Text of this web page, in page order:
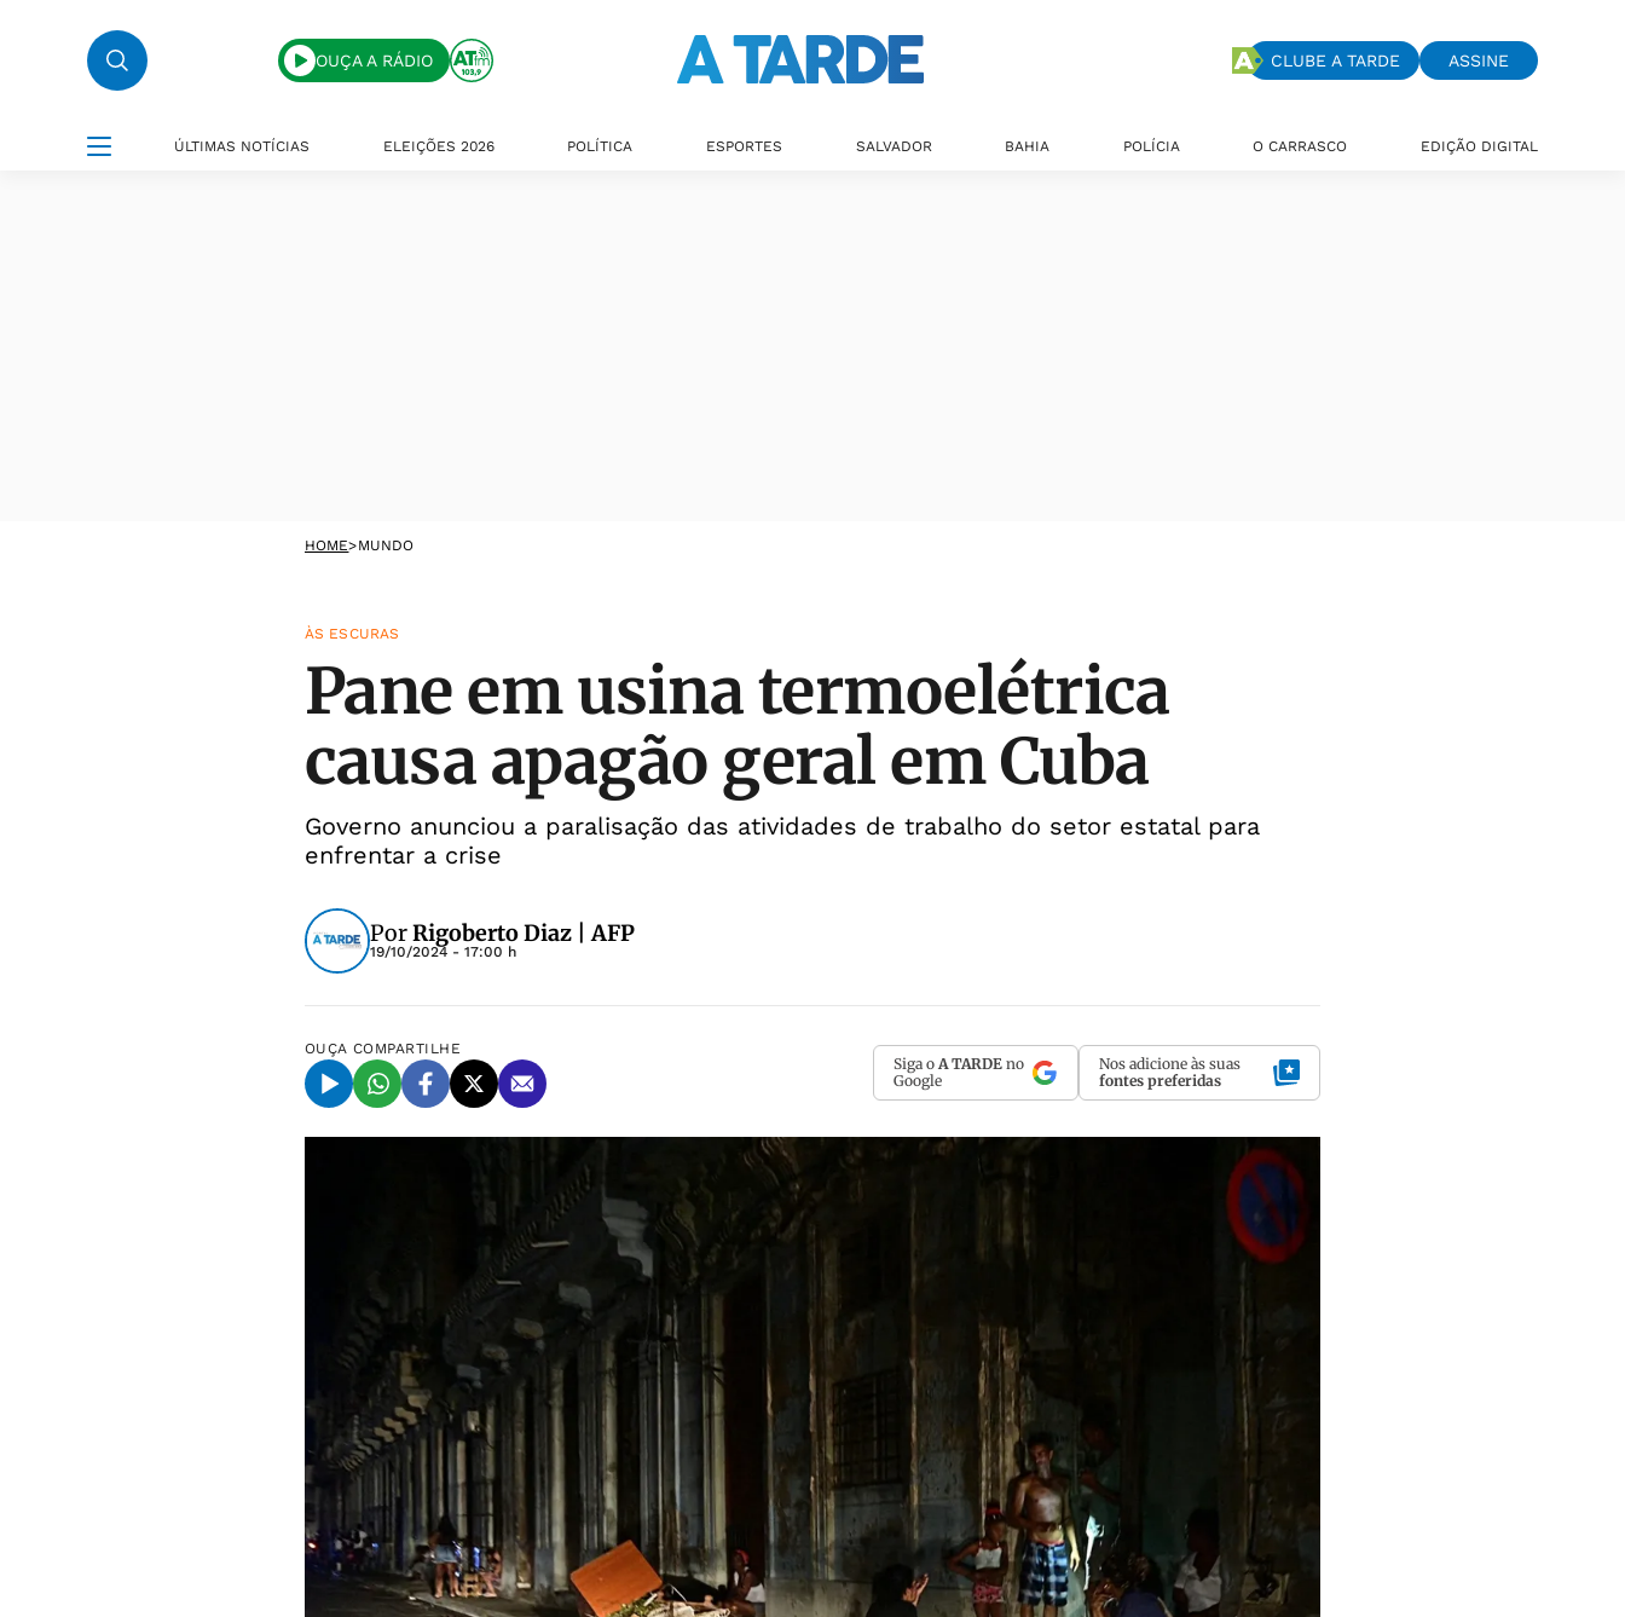
OUÇA A RÁDIO CLUBE A TARDE ASSINE
ÚLTIMAS NOTÍCIAS ELEIÇÕES 2026 POLÍTICA ESPORTES SALVADOR BAHIA POLÍCIA O CARRASCO EDIÇÃO DIGITAL
HOME>MUNDO
ÀS ESCURAS
Pane em usina termoelétrica
causa apagão geral em Cuba
Governo anunciou a paralisação das atividades de trabalho do setor estatal para
enfrentar a crise
PorRigoberto Diaz | AFP
19/10/2024 - 17:00 h
OUÇA COMPARTILHE
Siga o A TARDE no
Google
Nos adicione às suas
fontes preferidas